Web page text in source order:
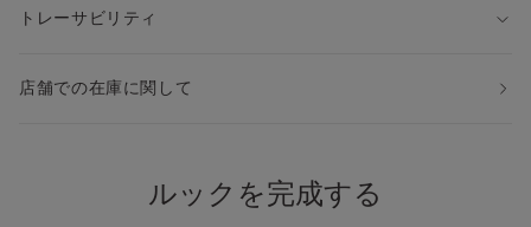
トレーサビリティ
店舗での在庫に関して
ルックを完成する